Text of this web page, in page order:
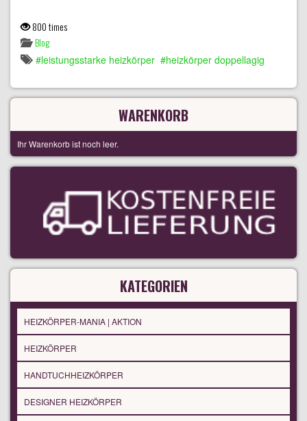
800 times
Blog
leistungsstarke heizkörper heizkörper doppellagig
WARENKORB
Ihr Warenkorb ist noch leer.
KATEGORIEN
HEIZKÖRPER-MANIA | AKTION
HEIZKÖRPER
HANDTUCHHEIZKÖRPER
DESIGNER HEIZKÖRPER